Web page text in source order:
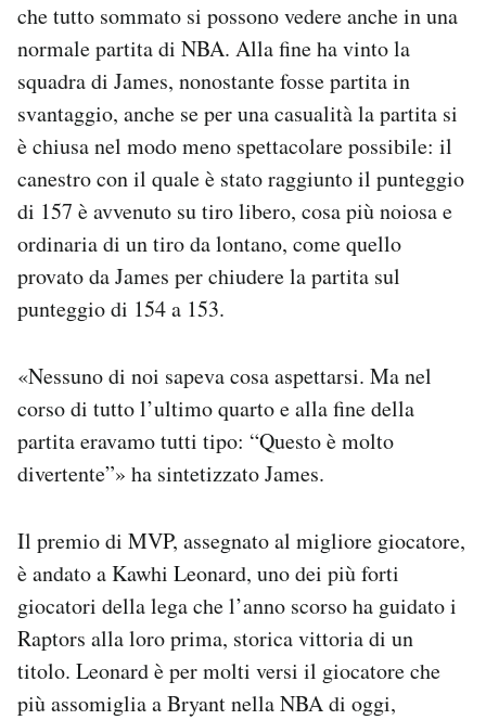
che tutto sommato si possono vedere anche in una
normale partita di NBA. Alla fine ha vinto la
squadra di James, nonostante fosse partita in
svantaggio, anche se per una casualità la partita si
è chiusa nel modo meno spettacolare possibile: il
canestro con il quale è stato raggiunto il punteggio
di 157 è avvenuto su tiro libero, cosa più noiosa e
ordinaria di un tiro da lontano, come quello
provato da James per chiudere la partita sul
punteggio di 154 a 153.
«Nessuno di noi sapeva cosa aspettarsi. Ma nel
corso di tutto l’ultimo quarto e alla fine della
partita eravamo tutti tipo: “Questo è molto
divertente”» ha sintetizzato James.
Il premio di MVP, assegnato al migliore giocatore,
è andato a Kawhi Leonard, uno dei più forti
giocatori della lega che l’anno scorso ha guidato i
Raptors alla loro prima, storica vittoria di un
titolo. Leonard è per molti versi il giocatore che
più assomiglia a Bryant nella NBA di oggi,